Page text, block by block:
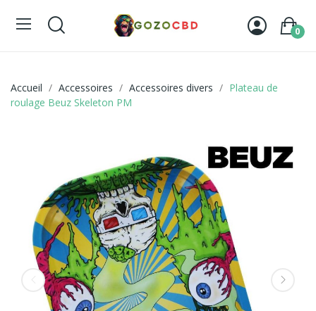
0
Accueil Accessoires Accessoires divers
Plateau de
roulage Beuz Skeleton PM